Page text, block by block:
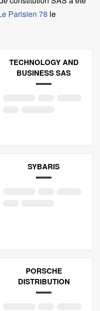
Parisien 78 le
TECHNOLOGY AND
BUSINESS SAS
SYBARIS
PORSCHE
DISTRIBUTION